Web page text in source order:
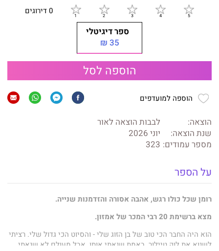
0 דירוגים
ספר דיגיטלי
35 ₪
הוספה לסל
הוספה למועדפים
הוצאה:
לבבות הוצאה לאור
שנת הוצאה:
יוני 2026
מספר עמודים: 323
על הספר
רומן שכל כולו רגש, אהבה אסורה והזדמנות שנייה.
מצא ברשימת 20 רבי המכר של אמזון.
הוא היה החבר הכי טוב של בן הזוג שלי - והסיוט הכי גדול שלי. רציתי
לשנוא את לוק טיילור. באמת שנאתי אותו. אבל מעולם לא שנאתי